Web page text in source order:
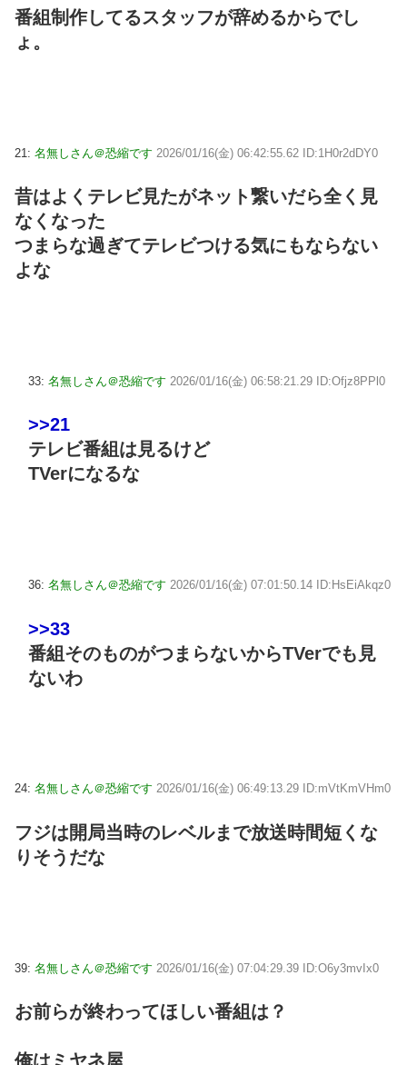
番組制作してるスタッフが辞めるからでし
ょ。
21: 名無しさん＠恐縮です 2026/01/16(金) 06:42:55.62 ID:1H0r2dDY0
昔はよくテレビ見たがネット繋いだら全く見
なくなった
つまらな過ぎてテレビつける気にもならない
よな
33: 名無しさん＠恐縮です 2026/01/16(金) 06:58:21.29 ID:Ofjz8PPl0
>>21
テレビ番組は見るけど
TVerになるな
36: 名無しさん＠恐縮です 2026/01/16(金) 07:01:50.14 ID:HsEiAkqz0
>>33
番組そのものがつまらないからTVerでも見
ないわ
24: 名無しさん＠恐縮です 2026/01/16(金) 06:49:13.29 ID:mVtKmVHm0
フジは開局当時のレベルまで放送時間短くな
りそうだな
39: 名無しさん＠恐縮です 2026/01/16(金) 07:04:29.39 ID:O6y3mvIx0
お前らが終わってほしい番組は？
俺はミヤネ屋